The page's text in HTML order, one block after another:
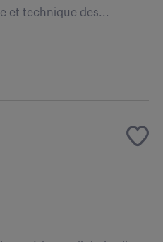
et technique des...